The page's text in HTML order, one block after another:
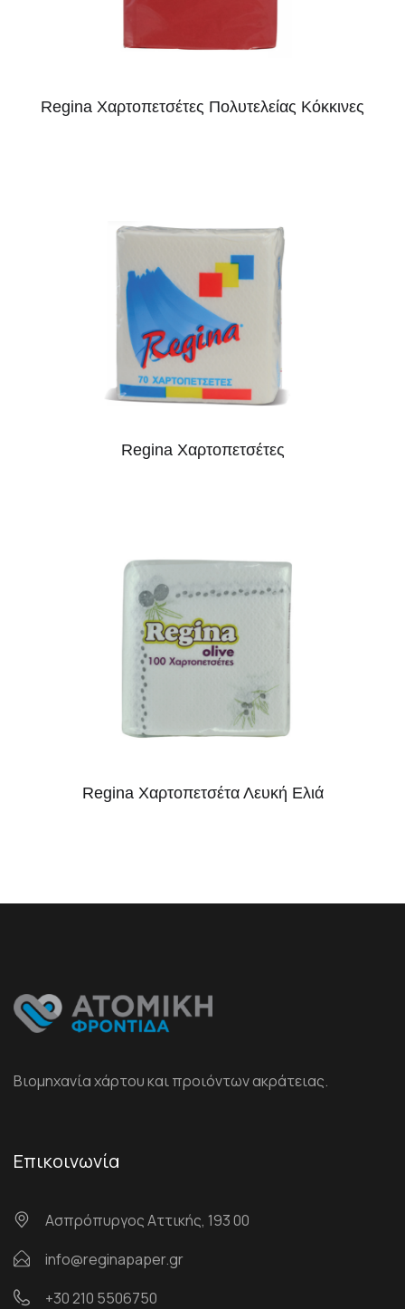
Regina Χαρτοπετσέτες Πολυτελείας Κόκκινες
Regina Xαρτοπετσέτες
Regina Χαρτοπετσέτα Λευκή Ελιά
Βιομηχανία χάρτου και προιόντων ακράτειας.
Επικοινωνία
Ασπρόπυργος Αττικής, 193 00
info@reginapaper.gr
+30 210 5506750